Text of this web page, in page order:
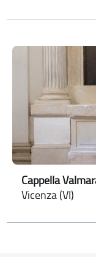
Cappella
Vicenza (VI)